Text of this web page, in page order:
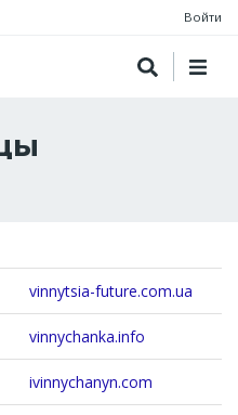
Войти
vinnytsia-future.com.ua
vinnychanka.info
ivinnychanyn.com